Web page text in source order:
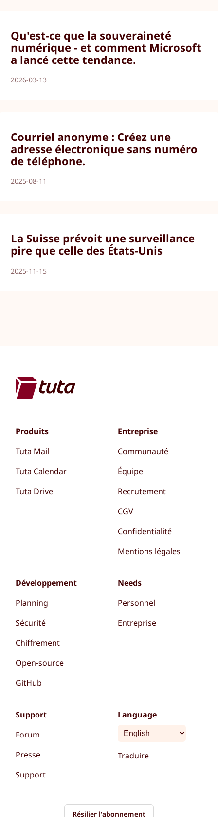
Qu'est-ce que la souveraineté
numérique - et comment Microsoft
a lancé cette tendance.
2026-03-13
Courriel anonyme : Créez une
adresse électronique sans numéro
de téléphone.
2025-08-11
La Suisse prévoit une surveillance
pire que celle des États-Unis
2025-11-15
Produits
Tuta Mail
Tuta Calendar
Tuta Drive
Entreprise
Communauté
Équipe
Recrutement
CGV
Confidentialité
Mentions légales
Développement
Planning
Sécurité
Chiffrement
Open-source
GitHub
Needs
Personnel
Entreprise
Support
Forum
Presse
Support
Language
Traduire
Résilier l'abonnement